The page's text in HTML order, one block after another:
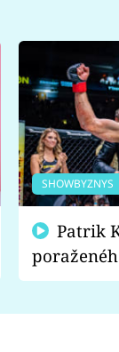
SHOWBYZNYS
fanoušci